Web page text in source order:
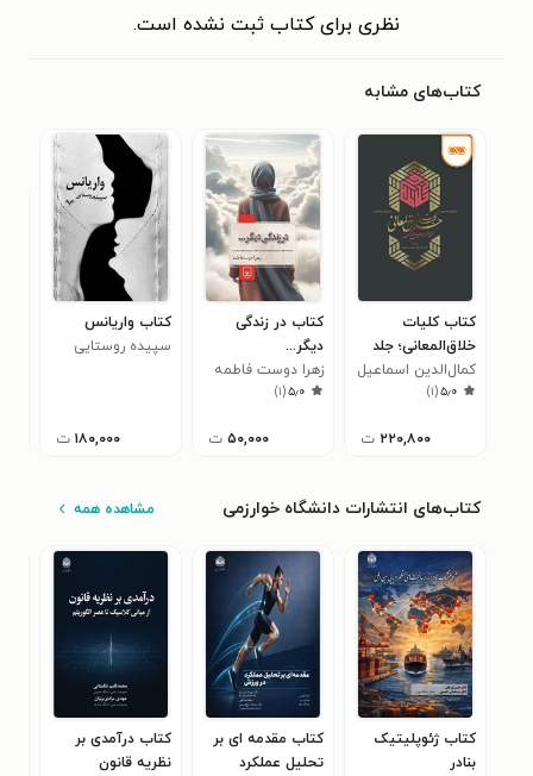
نظری برای کتاب ثبت نشده است.
کتاب‌های مشابه
کتاب کلیات
خلاق‌المعانی؛ جلد
اول
کمال‌الدین اسماعیل
اصفهانی
۵٫۰(۱)
۲۲۰,۸۰۰ ت
کتاب در زندگی
دیگر...
زهرا دوست فاطمه
۵٫۰(۱)
۵۰,۰۰۰ ت
کتاب واریانس
سپیده روستایی
۱۸۰,۰۰۰ ت
کتاب‌های انتشارات دانشگاه خوارزمی مشاهده همه
کتاب ژئوپلیتیک
بنادر
کتاب مقدمه ای بر
تحلیل عملکرد
کتاب درآمدی بر
نظریه قانون